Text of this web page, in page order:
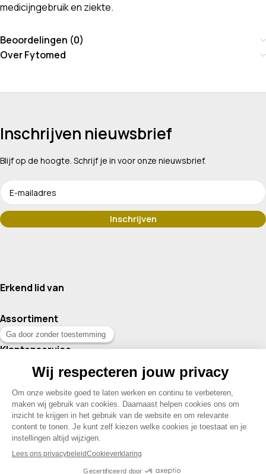
medicijngebruik en ziekte.
Beoordelingen (0)
Over Fytomed
Inschrijven nieuwsbrief
Blijf op de hoogte. Schrijf je in voor onze nieuwsbrief.
Erkend lid van
Assortiment
Klantenservice
Contact
© 2026 Drogisterij Het Geheim | Alle rechten voorbehouden |
Webdesign en hosting door Madoo|Sitemap